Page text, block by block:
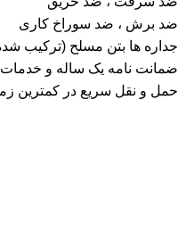
ضد برش ، ضد سوراخ کاری
جداره ها بتن مسلح (ترکیب
ضمانت نامه یک ساله و
حمل و نقل سریع در کمترین